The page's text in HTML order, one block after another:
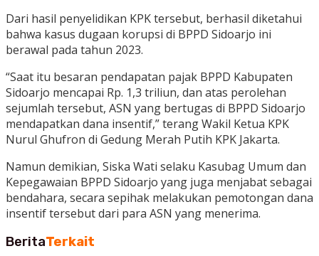
Dari hasil penyelidikan KPK tersebut, berhasil diketahui
bahwa kasus dugaan korupsi di BPPD Sidoarjo ini
berawal pada tahun 2023.
“Saat itu besaran pendapatan pajak BPPD Kabupaten
Sidoarjo mencapai Rp. 1,3 triliun, dan atas perolehan
sejumlah tersebut, ASN yang bertugas di BPPD Sidoarjo
mendapatkan dana insentif,” terang Wakil Ketua KPK
Nurul Ghufron di Gedung Merah Putih KPK Jakarta.
Namun demikian, Siska Wati selaku Kasubag Umum dan
Kepegawaian BPPD Sidoarjo yang juga menjabat sebagai
bendahara, secara sepihak melakukan pemotongan dana
insentif tersebut dari para ASN yang menerima.
BeritaTerkait